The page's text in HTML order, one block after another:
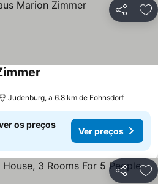
Partilhar
Judenburg, a 6.8 km de Fohnsdorf
os preços
Ver preços
Partilhar